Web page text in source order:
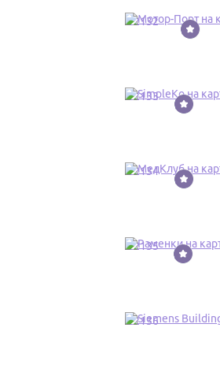
22132
22133
22134
22135
22136